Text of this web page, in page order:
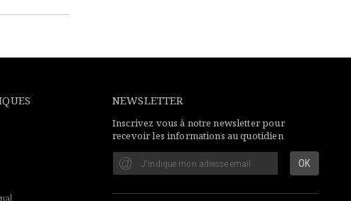
NEWSLETTER
Inscrivez vous à notre newsletter pour
recevoir les informations au quotidien